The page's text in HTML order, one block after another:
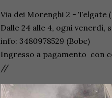
Via dei Morenghi 2 - Telgate
Dalle 24 alle 4, ogni venerdì,
info: 3480978529 (Bobe)
Ingresso a pagamento con
//